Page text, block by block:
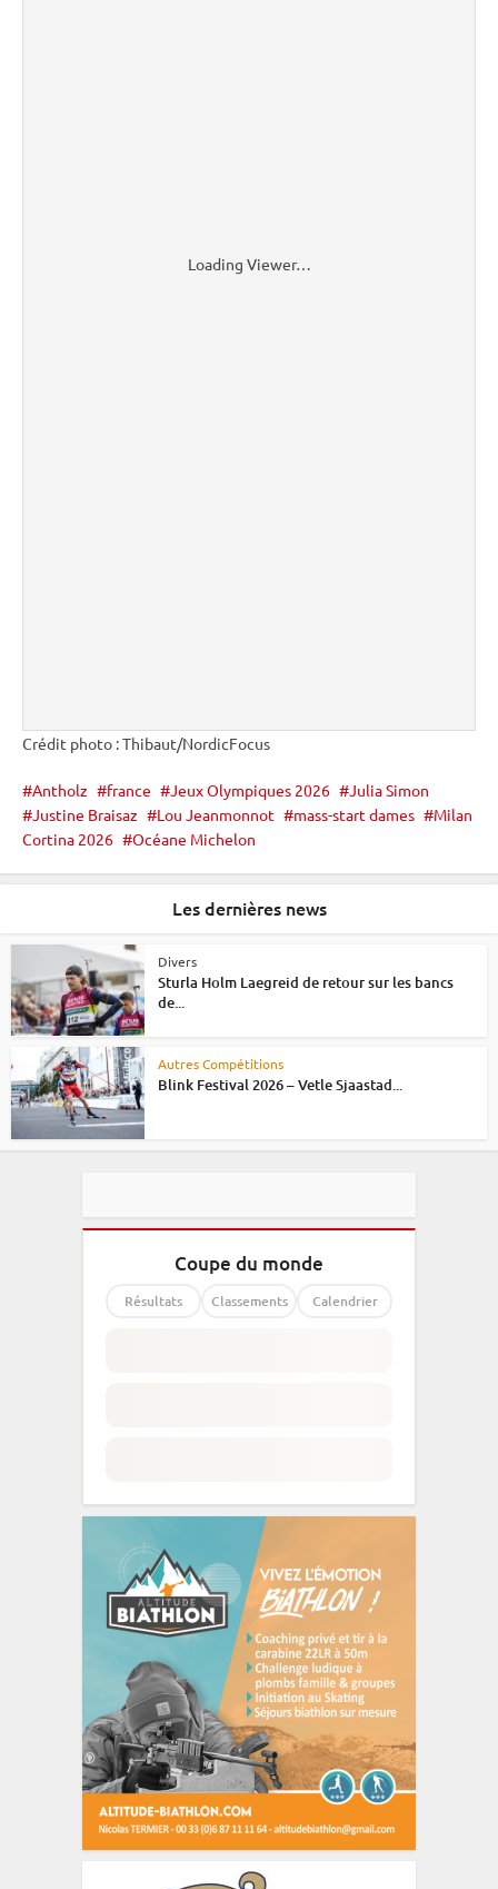
Loading Viewer…
Crédit photo : Thibaut/NordicFocus
Antholz france Jeux Olympiques 2026
Julia Simon
Justine Braisaz
Lou Jeanmonnot mass-start dames
Milan
Cortina 2026
Océane Michelon
Les dernières news
Divers
Sturla Holm Laegreid de retour sur les bancs
de...
Autres Compétitions
Blink Festival 2026 – Vetle Sjaastad...
Coupe du monde
Résultats Classements Calendrier